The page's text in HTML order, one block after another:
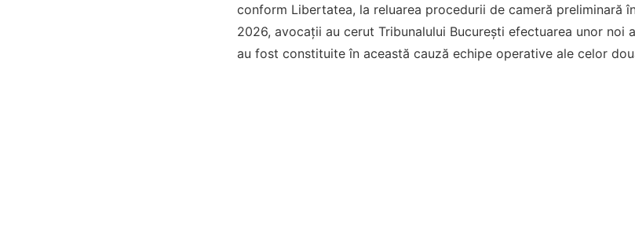
conform Libertatea, la reluarea procedurii de cameră preliminară
2026, avocații au cerut Tribunalului București efectuarea unor noi
au fost constituite în această cauză echipe operative ale celor